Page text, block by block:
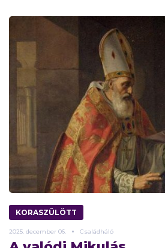
KORASZÜLÖTT
2025. december 06. Családháló